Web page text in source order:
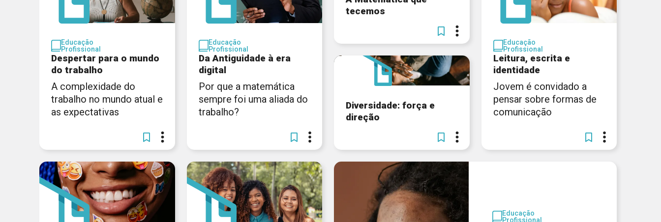
Educação
Profissional
Despertar para o mundo
do trabalho
A complexidade do
trabalho no mundo atual e
as expectativas
Educação
Profissional
Da Antiguidade à era
digital
Por que a matemática
sempre foi uma aliada do
trabalho?
tecemos
Diversidade: força e
direção
Educação
Profissional
Leitura, escrita e
identidade
Jovem é convidado a
pensar sobre formas de
comunicação
Educação
Profissional